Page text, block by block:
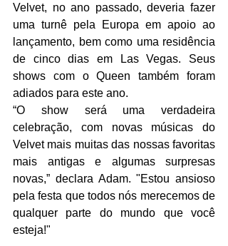
Velvet, no ano passado, deveria fazer
uma turnê pela Europa em apoio ao
lançamento, bem como uma residência
de cinco dias em Las Vegas. Seus
shows com o Queen também foram
adiados para este ano.
“O show será uma verdadeira
celebração, com novas músicas do
Velvet mais muitas das nossas favoritas
mais antigas e algumas surpresas
novas,” declara Adam. "Estou ansioso
pela festa que todos nós merecemos de
qualquer parte do mundo que você
esteja!"